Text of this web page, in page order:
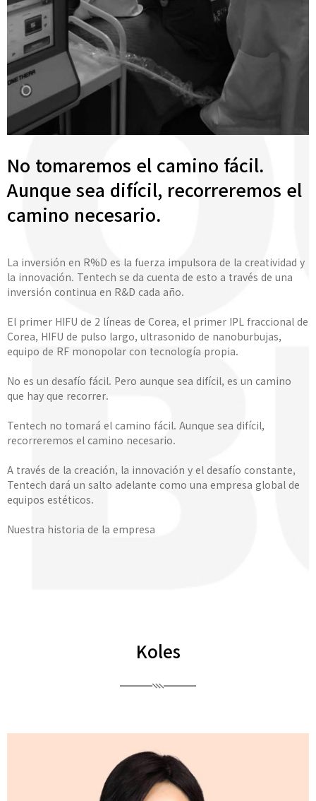
No tomaremos el camino fácil.
Aunque sea difícil, recorreremos el
camino necesario.
La inversión en R%D es la fuerza impulsora de la creatividad y
la innovación. Tentech se da cuenta de esto a través de una
inversión continua en R&D cada año.
El primer HIFU de 2 líneas de Corea, el primer IPL fraccional de
Corea, HIFU de pulso largo, ultrasonido de nanoburbujas,
equipo de RF monopolar con tecnología propia.
No es un desafío fácil. Pero aunque sea difícil, es un camino
que hay que recorrer.
Tentech no tomará el camino fácil. Aunque sea difícil,
recorreremos el camino necesario.
A través de la creación, la innovación y el desafío constante,
Tentech dará un salto adelante como una empresa global de
equipos estéticos.
Nuestra historia de la empresa
Koles